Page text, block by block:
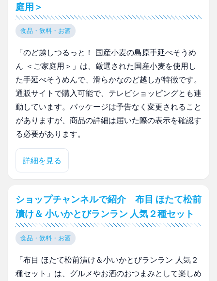
庭用＞
食品・飲料・お酒
「のど越しつるっと！ 国産小麦の島原手延べそうめ
ん ＜ご家庭用＞」は、厳選された国産小麦を使用し
た手延べそうめんで、滑らかなのど越しが特徴です。
通販サイトで購入可能で、テレビショッピングとも連
動しています。パッケージは予告なく変更されること
がありますが、商品の詳細は届いた際の表示を確認す
る必要があります。
詳細を見る
ショップチャンネルで紹介 布目 ほたて松前
漬け＆ 小いかとびランラン 人気２種セット
食品・飲料・お酒
「布目 ほたて松前漬け＆小いかとびランラン 人気２
種セット」は、グルメやお酒のおつまみとして楽しめ